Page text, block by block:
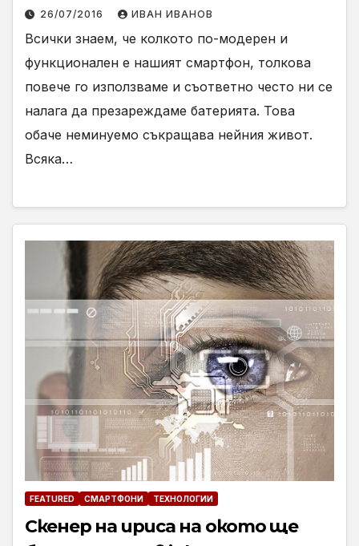
26/07/2016 ИВАН ИВАНОВ
Всички знаем, че колкото по-модерен и
функционален е нашият смартфон, толкова
повече го използваме и съответно често ни се
налага да презареждаме батерията. Това
обаче неминуемо съкращава нейния живот.
Всяка…
FEATURED СМАРТФОНИ ТЕХНОЛОГИИ
Скенер на ириса на окото ще